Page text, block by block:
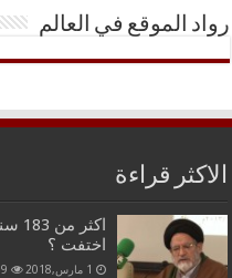
رواد الموقع في العالم
الاكثر قراءة
اختفت ؟
1 مارس,2018